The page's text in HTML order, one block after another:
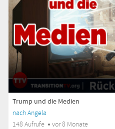
Trump und die Medien
nach Angela
148 Aufrufe
vor 8 Monate